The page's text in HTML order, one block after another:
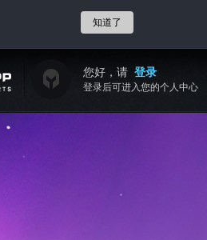
知道了
您好，请 登录
登录后可进入您的个人中心